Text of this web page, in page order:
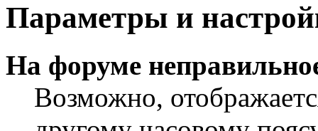
Параметры и
На форуме
Возможно,